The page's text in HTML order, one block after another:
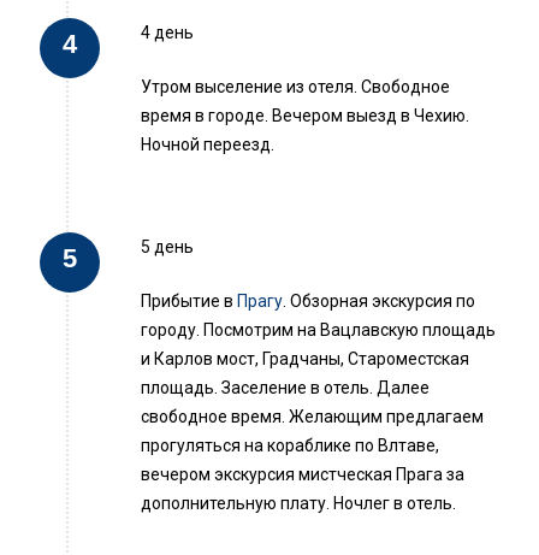
4 день
Утром выселение из отеля. Свободное
время в городе. Вечером выезд в Чехию.
Ночной переезд.
5 день
Прибытие в Прагу . Обзорная экскурсия по
городу. Посмотрим на Вацлавскую площадь
и Карлов мост, Градчаны, Староместская
площадь. Заселение в отель. Далее
свободное время. Желающим предлагаем
прогуляться на кораблике по Влтаве,
вечером экскурсия мистческая Прага за
дополнительную плату. Ночлег в отель.